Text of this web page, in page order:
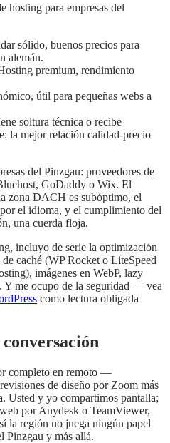
hosting para empresas del
sólido, buenos precios para
alemán.
premium, rendimiento
útil para pequeñas webs a
soltura técnica o recibe
la mejor relación calidad-precio
del Pinzgau: proveedores de
GoDaddy o Wix. El
zona DACH es subóptimo, el
el idioma, y el cumplimiento del
una cuerda floja.
incluyo de serie la optimización
caché (WP Rocket o LiteSpeed
imágenes en WebP, lazy
Y me ocupo de la seguridad — vea
como lectura obligada
completo en remoto —
de diseño por Zoom más
Usted y yo compartimos pantalla;
por Anydesk o TeamViewer,
la región no juega ningún papel
Pinzgau y más allá.